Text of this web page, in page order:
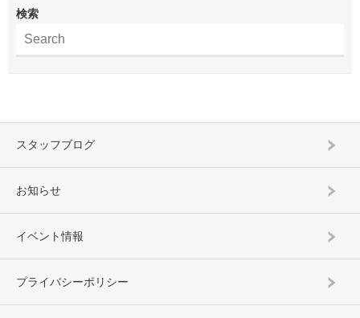
検索
スタッフブログ
お知らせ
イベント情報
プライバシーポリシー